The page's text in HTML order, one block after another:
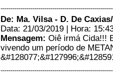
De: Ma. Vilsa - D. De
Data: 21/03/2019 | Hora:
Mensagem: Oiê irmá Cida!!!
vivendo um período de